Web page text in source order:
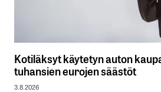
Kotiläksyt käytetyn auton
tuhansien eurojen säästöt
3.8.2026